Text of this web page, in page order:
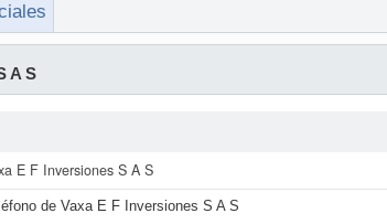
A S
E F Inversiones S A S
de Vaxa E F Inversiones S A S